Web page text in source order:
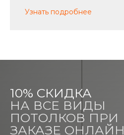
Узнать подробнее
10% СКИДКА
НА ВСЕ ВИДЫ
ПОТОЛКОВ ПРИ
ЗАКАЗЕ ОНЛАЙН